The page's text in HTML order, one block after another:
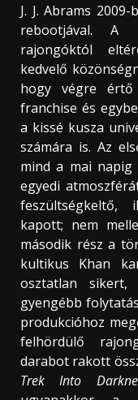
J. J. Abrams
rebootjával. A
rajongóktól
kedvelő
hogy végre
franchise és
a kissé kusza
számára is. Az
mind a mai napig
egyedi
feszültségkeltő,
kapott; nem
második rész a
kultikus Khan
osztatlan
gyengébb
produkcióhoz
felhördülő
darabot rakott
Trek Into